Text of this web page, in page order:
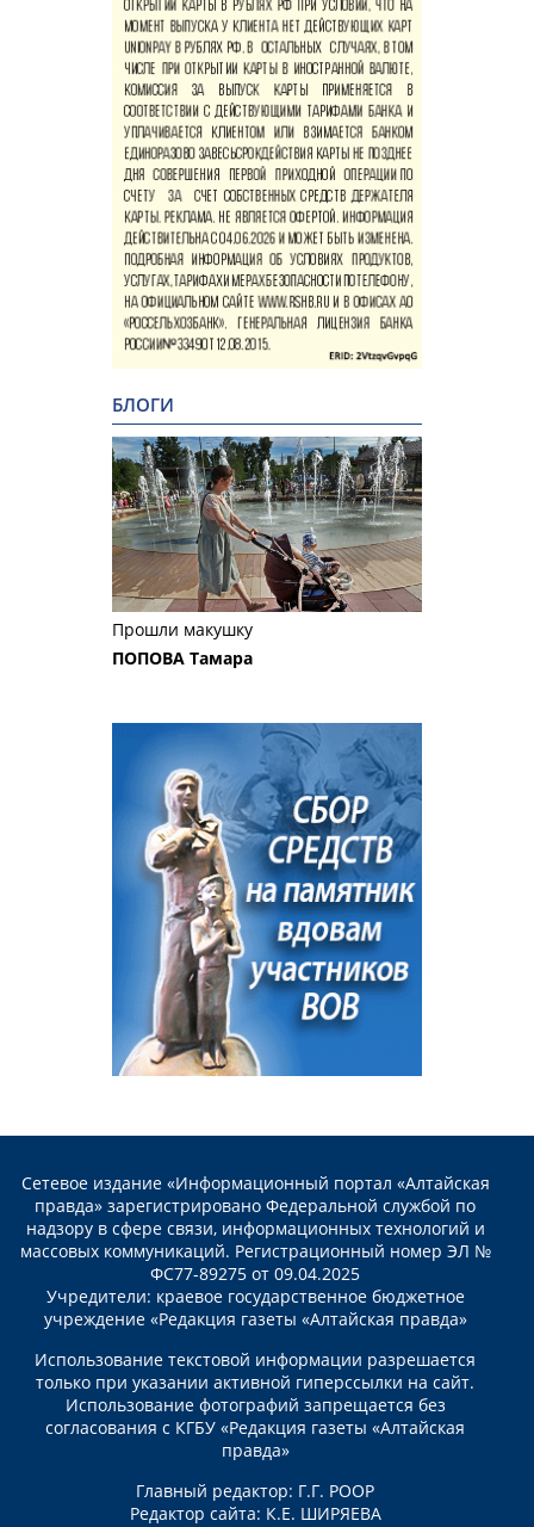
БЛОГИ
Прошли макушку
ПОПОВА Тамара
Сетевое издание «Информационный портал «Алтайская
правда» зарегистрировано Федеральной службой по
надзору в сфере связи, информационных технологий и
массовых коммуникаций. Регистрационный номер ЭЛ №
ФС77-89275 от 09.04.2025
Учредители: краевое государственное бюджетное
учреждение «Редакция газеты «Алтайская правда»
Использование текстовой информации разрешается
только при указании активной гиперссылки на сайт.
Использование фотографий запрещается без
согласования с КГБУ «Редакция газеты «Алтайская
правда»
Главный редактор: Г.Г. РООР
Редактор сайта: К.Е. ШИРЯЕВА